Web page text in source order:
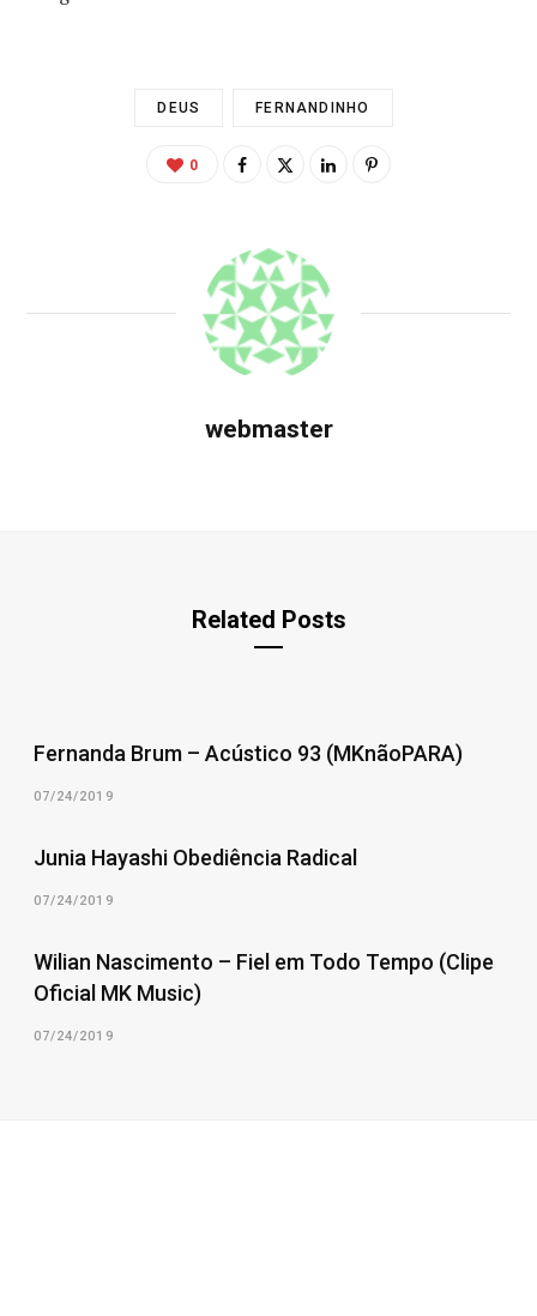
DEUS FERNANDINHO
0
webmaster
Related Posts
Fernanda Brum – Acústico 93 (MKnãoPARA)
07/24/2019
Junia Hayashi Obediência Radical
07/24/2019
Wilian Nascimento – Fiel em Todo Tempo (Clipe
Oficial MK Music)
07/24/2019